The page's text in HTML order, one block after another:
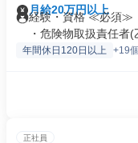
月給20万円以上
経験・資格 ≪必須≫
・危険物取扱責任者(
年間休日120日以上 +19個
正社員